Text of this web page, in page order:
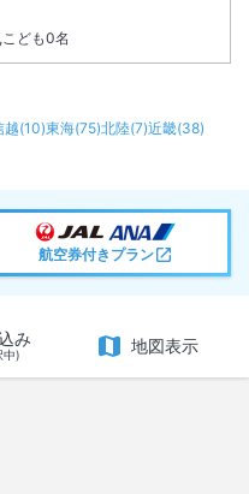
ども0名
越(10)東海(75)北陸(7)近畿(38)
航空券付きプラン
み
中) 地図表示